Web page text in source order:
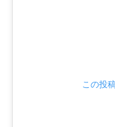
この投